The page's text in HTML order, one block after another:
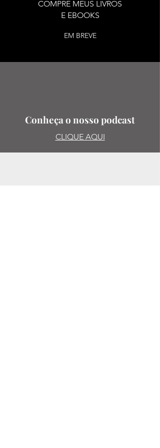
COMPRE MEUS LIVROS
E EBOOKS
EM BREVE
Conheça o nosso podcast
CLIQUE AQUI